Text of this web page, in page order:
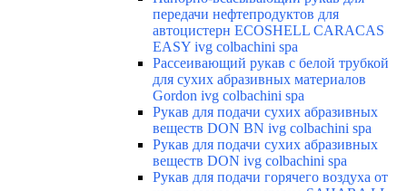
передачи нефтепродуктов для
автоцистерн ECOSHELL CARACAS
EASY ivg colbachini spa
Рассеивающий рукав с белой трубкой
для сухих абразивных материалов
Gordon ivg colbachini spa
Рукав для подачи сухих абразивных
веществ DON BN ivg colbachini spa
Рукав для подачи сухих абразивных
веществ DON ivg colbachini spa
Рукав для подачи горячего воздуха от